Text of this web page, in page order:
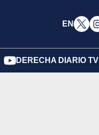
EN
DERECHA DIARIO TV